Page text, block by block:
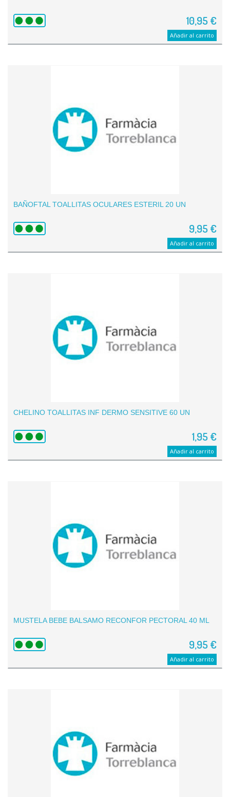
10,95 €
Añadir al carrito
BAÑOFTAL TOALLITAS OCULARES ESTERIL 20 UN
9,95 €
Añadir al carrito
CHELINO TOALLITAS INF DERMO SENSITIVE 60 UN
1,95 €
Añadir al carrito
MUSTELA BEBE BALSAMO RECONFOR PECTORAL 40 ML
9,95 €
Añadir al carrito